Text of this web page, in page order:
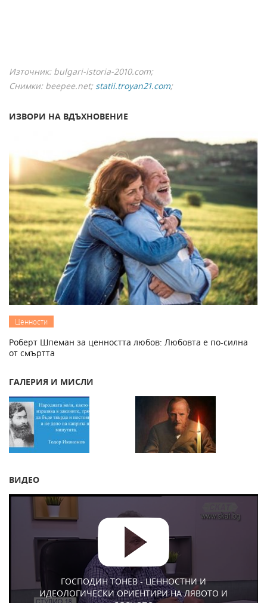
Източник: bulgari-istoria-2010.com;
Снимки: beepee.net; statii.troyan21.com;
ИЗВОРИ НА ВДЪХНОВЕНИЕ
Ценности
Роберт Шпеман за ценността любов: Любовта е по-силна
от смъртта
ГАЛЕРИЯ И МИСЛИ
ВИДЕО
ГОСПОДИН ТОНЕВ - ЦЕННОСТНИ И
ИДЕОЛОГИЧЕСКИ ОРИЕНТИРИ НА ЛЯВОТО И